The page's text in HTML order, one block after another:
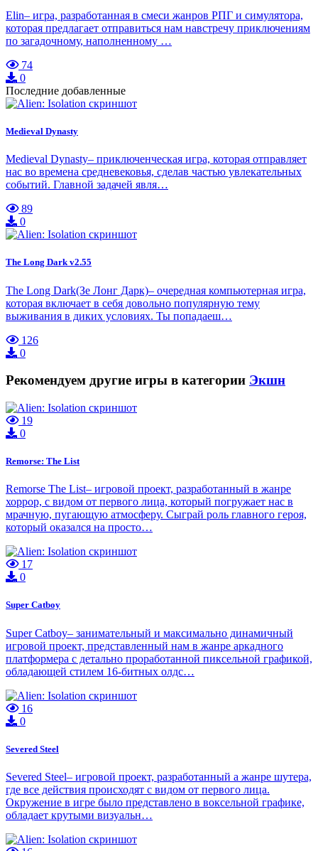
Elin– игра, разработанная в смеси жанров РПГ и симулятора,
которая предлагает отправиться нам навстречу приключениям
по загадочному, наполненному …
74
0
Последние добавленные
Medieval Dynasty
Medieval Dynasty– приключенческая игра, которая отправляет
нас во времена средневековья, сделав частью увлекательных
событий. Главной задачей явля…
89
0
The Long Dark v2.55
The Long Dark(Зе Лонг Дарк)– очередная компьютерная игра,
которая включает в себя довольно популярную тему
выживания в диких условиях. Ты попадаеш…
126
0
Рекомендуем другие игры в категории Экшн
19
0
Remorse: The List
Remorse The List– игровой проект, разработанный в жанре
хоррор, с видом от первого лица, который погружает нас в
мрачную, пугающую атмосферу. Сыграй роль главного героя,
который оказался на просто…
17
0
Super Catboy
Super Catboy– занимательный и максимально динамичный
игровой проект, представленный нам в жанре аркадного
платформера с детально проработанной пиксельной графикой,
обладающей стилем 16-битных олдс…
16
0
Severed Steel
Severed Steel– игровой проект, разработанный а жанре шутера,
где все действия происходят с видом от первого лица.
Окружение в игре было представлено в воксельной графике,
обладает крутыми визуальн…